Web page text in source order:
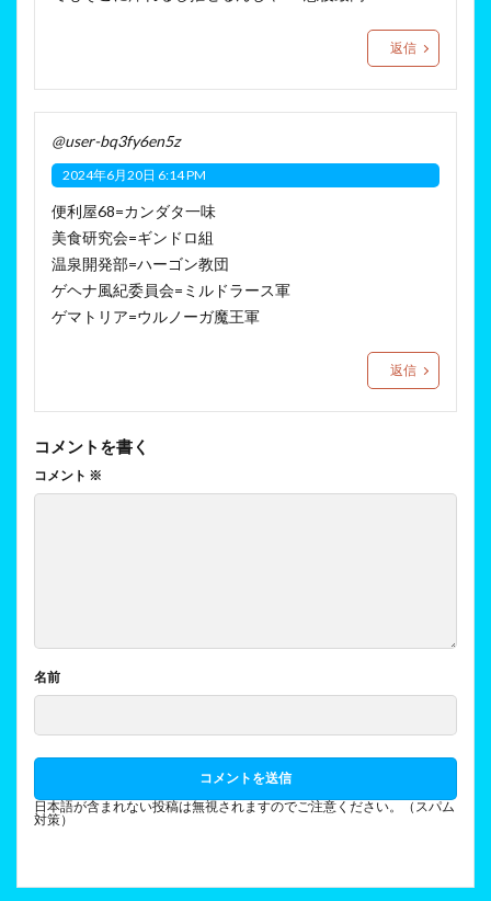
返信
@user-bq3fy6en5z
2024年6月20日 6:14 PM
便利屋68=カンダタ一味
美食研究会=ギンドロ組
温泉開発部=ハーゴン教団
ゲヘナ風紀委員会=ミルドラース軍
ゲマトリア=ウルノーガ魔王軍
返信
コメントを書く
コメント ※
名前
日本語が含まれない投稿は無視されますのでご注意ください。（スパム
対策）